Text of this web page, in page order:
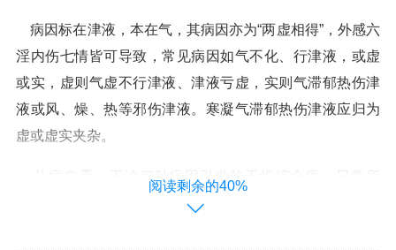
病因标在津液，本在气，其病因亦为“两虚相得”，外感六
淫内伤七情皆可导致，常见病因如气不化、行津液，或虚
或实，虚则气虚不行津液、津液亏虚，实则气滞郁热伤津
液或风、燥、热等邪伤津液。寒凝气滞郁热伤津液应归为
虚或虚实夹杂。
从症来看，不论何种病因引发的干燥综合症，日常所
见，皆为津病，病久，津液互化，耗损及里，则为液病，
阅读剩余的40%